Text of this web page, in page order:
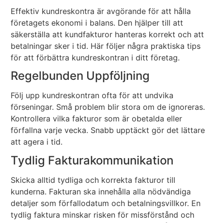
Effektiv kundreskontra är avgörande för att hålla
företagets ekonomi i balans. Den hjälper till att
säkerställa att kundfakturor hanteras korrekt och att
betalningar sker i tid. Här följer några praktiska tips
för att förbättra kundreskontran i ditt företag.
Regelbunden Uppföljning
Följ upp kundreskontran ofta för att undvika
förseningar. Små problem blir stora om de ignoreras.
Kontrollera vilka fakturor som är obetalda eller
förfallna varje vecka. Snabb upptäckt gör det lättare
att agera i tid.
Tydlig Fakturakommunikation
Skicka alltid tydliga och korrekta fakturor till
kunderna. Fakturan ska innehålla alla nödvändiga
detaljer som förfallodatum och betalningsvillkor. En
tydlig faktura minskar risken för missförstånd och